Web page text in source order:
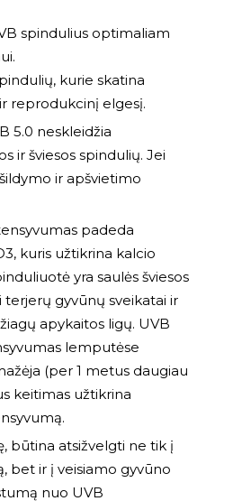
spindulius optimaliam
kurie skatina
reprodukcinį elgesį.
5.0 neskleidžia
ir šviesos spindulių. Jei
ir apšvietimo
padeda
kuris užtikrina kalcio
yra saulės šviesos
terjerų gyvūnų sveikatai ir
apykaitos ligų. UVB
lemputėse
(per 1 metus daugiau
keitimas užtikrina
būtina atsižvelgti ne tik į
bet ir į veisiamo gyvūno
nuo UVB